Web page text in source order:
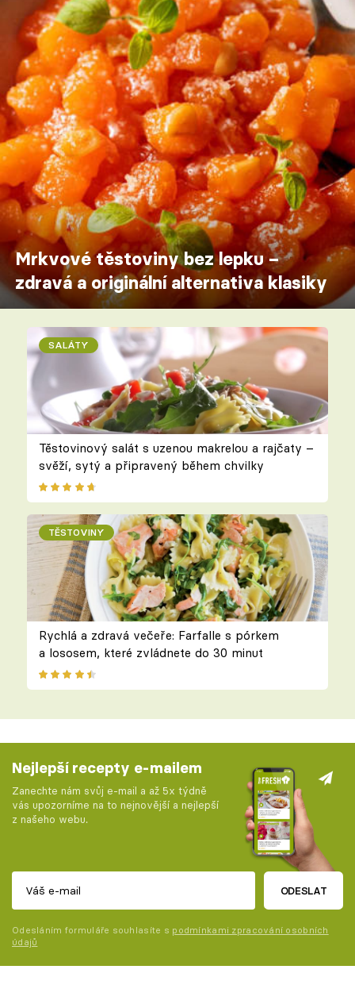
Mrkvové těstoviny bez lepku –
zdravá a originální alternativa klasiky
SALÁTY
Těstovinový salát s uzenou makrelou a rajčaty –
svěží, sytý a připravený během chvilky
TĚSTOVINY
Rychlá a zdravá večeře: Farfalle s pórkem
a lososem, které zvládnete do 30 minut
Nejlepší recepty e-mailem
Zanechte nám svůj e-mail a až 5x týdně
vás upozorníme na to nejnovější a nejlepší
z našeho webu.
ODESLAT
Odesláním formuláře souhlasíte s podmínkami zpracování osobních
údajů